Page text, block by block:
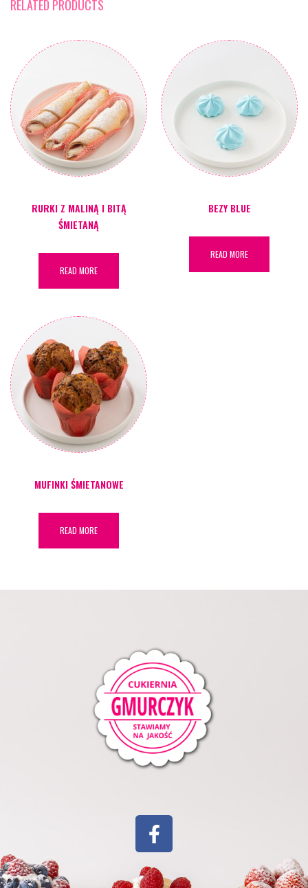
RELATED PRODUCTS
RURKI Z MALINĄ I BITĄ
ŚMIETANĄ
READ MORE
BEZY BLUE
READ MORE
MUFINKI ŚMIETANOWE
READ MORE